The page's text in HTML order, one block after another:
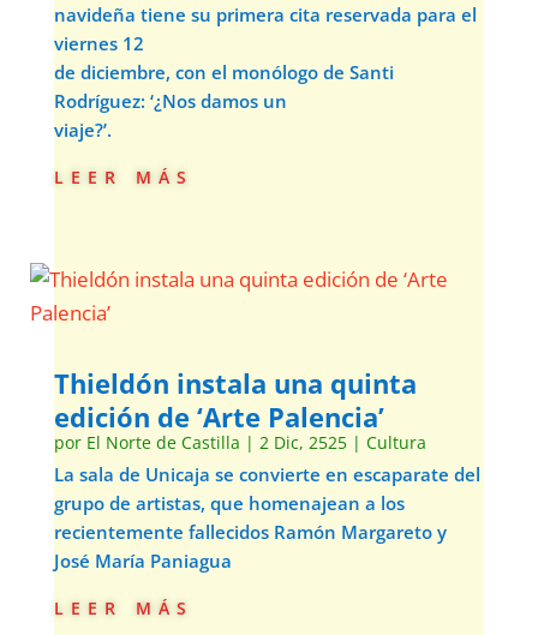
navideña tiene su primera cita reservada para el
viernes 12
de diciembre, con el monólogo de Santi
Rodríguez: ‘¿Nos damos un
viaje?’.
leer más
Thieldón instala una quinta
edición de ‘Arte Palencia’
por El Norte de Castilla | 2 Dic, 2525| Cultura
La sala de Unicaja se convierte en escaparate del
grupo de artistas, que homenajean a los
recientemente fallecidos Ramón Margareto y
José María Paniagua
leer más